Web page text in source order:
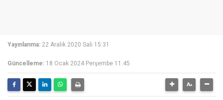
Yayınlanma: 22 Aralık 2020 Salı 15:31
Güncelleme: 18 Ocak 2024 Perşembe 11:45